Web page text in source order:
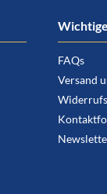
FAQs
Versand